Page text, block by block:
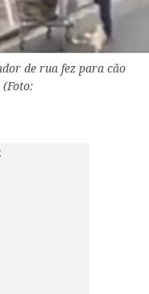
de rua fez para cão